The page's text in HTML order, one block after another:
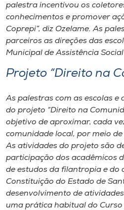
palestra incentivou os
conhecimentos e promover
Coprepi”, diz Ozelame. As
parceiros as direções das
Municipal de Assistência
Projeto “Direito na
As palestras com as escolas e
do projeto “Direito na
objetivo de aproximar, cada
comunidade local, por meio
As atividades do projeto são
participação dos acadêmicos
de estudos da filantropia e do
Constituição do Estado de
desenvolvimento de
uma prática habitual do